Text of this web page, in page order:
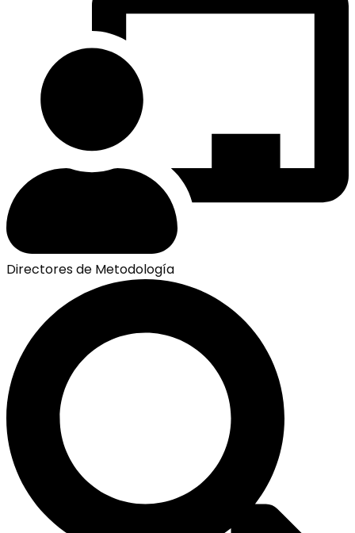
Directores de Metodología